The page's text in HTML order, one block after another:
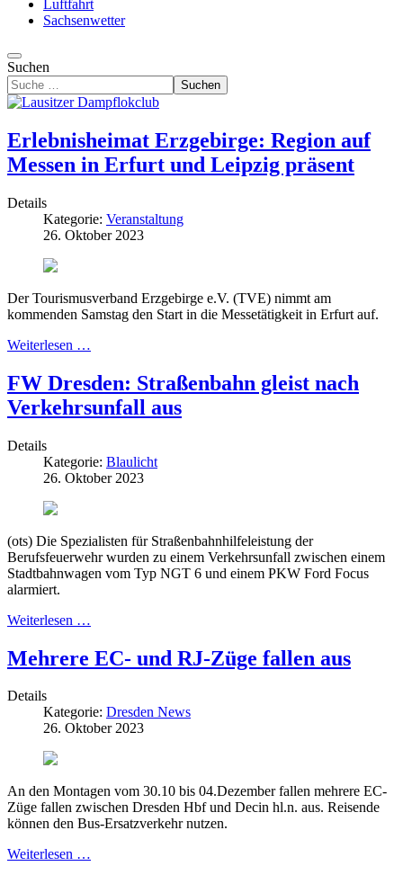
Luftfahrt
Sachsenwetter
Suchen
Suchen
Erlebnisheimat Erzgebirge: Region auf
Messen in Erfurt und Leipzig präsent
Details
Kategorie: Veranstaltung
26. Oktober 2023
Der Tourismusverband Erzgebirge e.V. (TVE) nimmt am
kommenden Samstag den Start in die Messetätigkeit in Erfurt auf.
Weiterlesen …
FW Dresden: Straßenbahn gleist nach
Verkehrsunfall aus
Details
Kategorie: Blaulicht
26. Oktober 2023
(ots) Die Spezialisten für Straßenbahnhilfeleistung der
Berufsfeuerwehr wurden zu einem Verkehrsunfall zwischen einem
Stadtbahnwagen vom Typ NGT 6 und einem PKW Ford Focus
alarmiert.
Weiterlesen …
Mehrere EC- und RJ-Züge fallen aus
Details
Kategorie: Dresden News
26. Oktober 2023
An den Montagen vom 30.10 bis 04.Dezember fallen mehrere EC-
Züge fallen zwischen Dresden Hbf und Decin hl.n. aus. Reisende
können den Bus-Ersatzverkehr nutzen.
Weiterlesen …